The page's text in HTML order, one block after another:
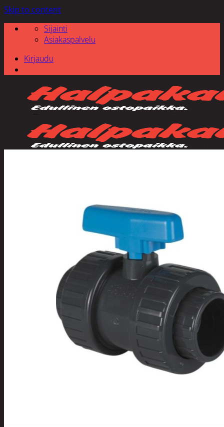
Skip to content
Sijainti
Asiakaspalvelu
Kirjaudu
Tuotevalikoima
Poistotuotteet
Kausituotteet
Joulu
Joulu- ja kausivalot
Eläimet ja
tontut
Kyntteliköt
Valoketjut ja
kuusenvalot
Joulukoristeet
Kranssit ja
asetelmat
Tontut ja